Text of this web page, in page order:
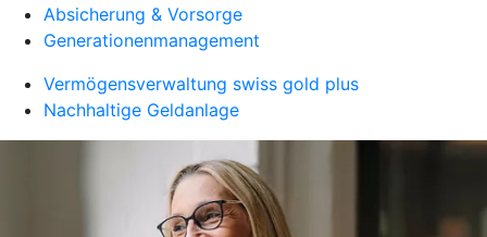
Absicherung & Vorsorge
Generationenmanagement
Vermögensverwaltung swiss gold plus
Nachhaltige Geldanlage